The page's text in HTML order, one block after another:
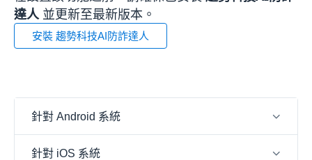
達人並更新至最新版本。
安裝 趨勢科技AI防詐達人
針對 Android 系統
針對 iOS 系統